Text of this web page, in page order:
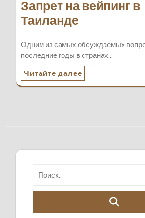
Запрет на вейпинг в
Таиланде
Одним из самых обсуждаемых
последние годы в странах…
Читайте далее